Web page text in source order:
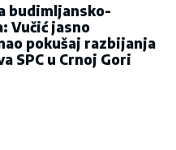
budimljansko-
Vučić jasno
pokušaj razbijanja
SPC u Crnoj Gori